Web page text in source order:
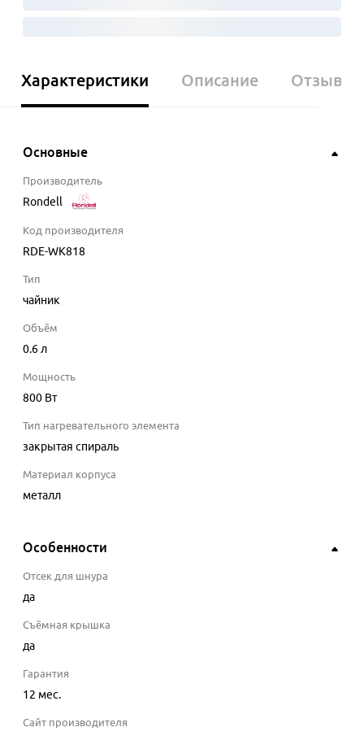
Характеристики Описание Отзывы
Основные
Производитель
Rondell
Код производителя
RDE-WK818
Тип
чайник
Объём
0.6л
Мощность
800 Вт
Тип нагревательного элемента
закрытая спираль
Материал корпуса
металл
Особенности
Отсек для шнура
да
Съёмная крышка
да
Гарантия
12 мес.
Сайт производителя